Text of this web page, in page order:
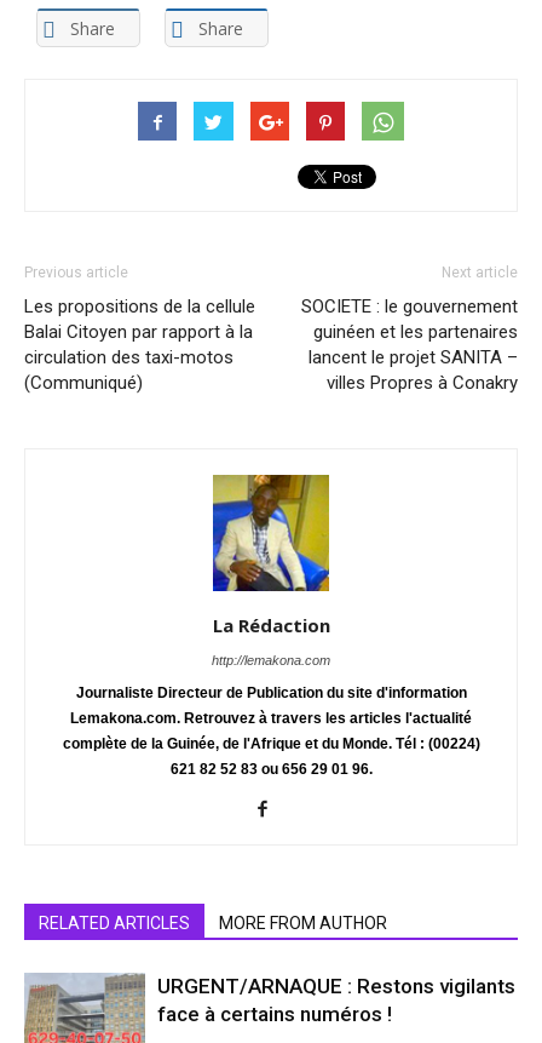
Share Share
Previous article
Les propositions de la cellule
Balai Citoyen par rapport à la
circulation des taxi-motos
(Communiqué)
Next article
SOCIETE : le gouvernement
guinéen et les partenaires
lancent le projet SANITA –
villes Propres à Conakry
La Rédaction
http://lemakona.com
Journaliste Directeur de Publication du site d'information
Lemakona.com. Retrouvez à travers les articles l'actualité
complète de la Guinée, de l'Afrique et du Monde. Tél : (00224)
621 82 52 83 ou 656 29 01 96.
RELATED ARTICLES MORE FROM AUTHOR
URGENT/ARNAQUE : Restons vigilants
face à certains numéros !